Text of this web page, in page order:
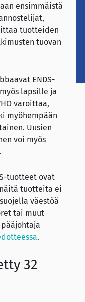
ensimmäistä
tuotteiden
tuovan
ENDS-
lapsille ja
varoittaa,
myöhempään
Uusien
voi myös
tuotteet ovat
tuotteita ei
väestöä
tai muut
.
32